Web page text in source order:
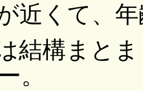
近くて、
結構まと
。